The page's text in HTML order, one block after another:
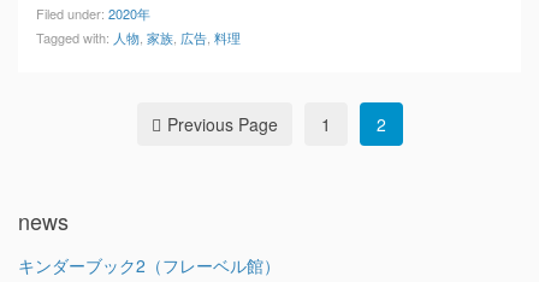
Filed under: 2020年
Tagged with: 人物 家族 広告 料理
Previous Page 1 2
news
キンダーブック2（フレーベル館）